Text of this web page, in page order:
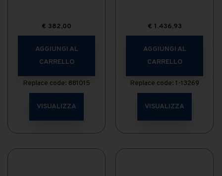
€ 382,00
AGGIUNGI AL
CARRELLO
Replace code: 881015
VISUALIZZA
€ 1.436,93
AGGIUNGI AL
CARRELLO
Replace code: 1-13269
VISUALIZZA